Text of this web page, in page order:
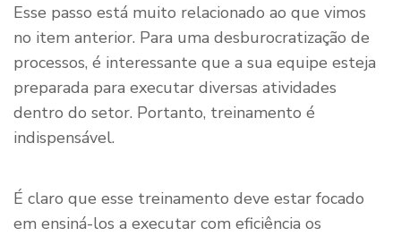
Esse passo está muito relacionado ao que vimos
no item anterior. Para uma desburocratização de
processos, é interessante que a sua equipe esteja
preparada para executar diversas atividades
dentro do setor. Portanto, treinamento é
indispensável.
É claro que esse treinamento deve estar focado
em ensiná-los a executar com eficiência os